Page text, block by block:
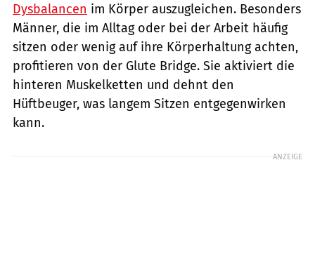
Dysbalancen im Körper auszugleichen. Besonders
Männer, die im Alltag oder bei der Arbeit häufig
sitzen oder wenig auf ihre Körperhaltung achten,
profitieren von der Glute Bridge. Sie aktiviert die
hinteren Muskelketten und dehnt den
Hüftbeuger, was langem Sitzen entgegenwirken
kann.
ANZEIGE